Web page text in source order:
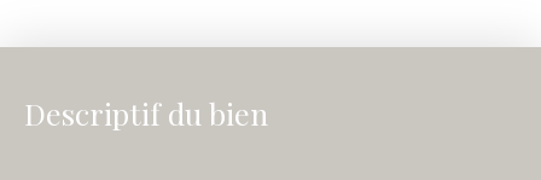
Descriptif du bien